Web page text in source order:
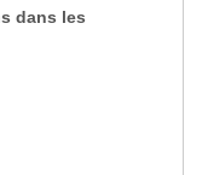
dans les